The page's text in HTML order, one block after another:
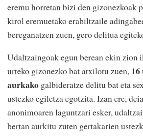
eremu horretan bizi den gizonezkoak
kirol eremuetako erabiltzaile
bereganatzen zuen, gero delitua
Udaltzaingoak egun berean ekin zion
urteko gizonezko bat atxilotu zuen,
aurkako galbideratze delitu bat eta
ustezko egiletza egotzita. Izan ere,
anonimoaren laguntzari esker,
bertan aurkitu zuten gertakarien